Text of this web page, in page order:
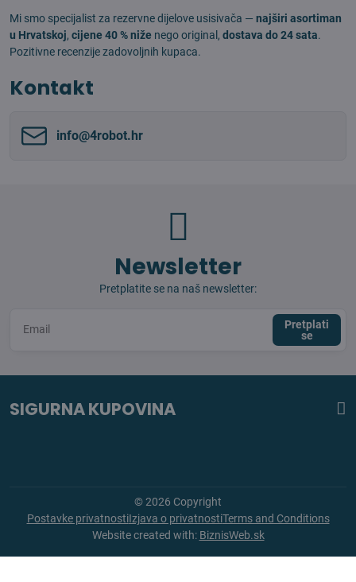
Mi smo specijalist za rezervne dijelove usisivača — najširi asortiman
u Hrvatskoj, cijene 40 % niže nego original, dostava do 24 sata.
Pozitivne recenzije zadovoljnih kupaca.
Kontakt
info​@4robot​.hr
Newsletter
Pretplatite se na naš newsletter:
Pretplati
se
SIGURNA KUPOVINA
©2026 Copyright
Postavke privatnostiIzjava o privatnostiTerms and Conditions
Website created with: BiznisWeb.sk